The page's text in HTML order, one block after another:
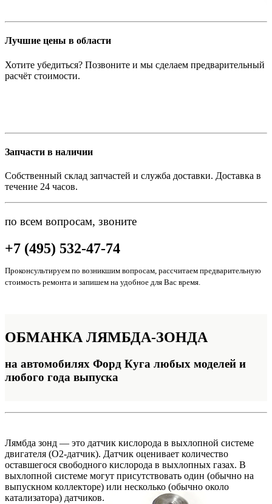
Лучшие цены в области
Хотите убедиться? Позвоните и мы сделаем предварительный
расчёт стоимости.
Запчасти в наличии
Собственный склад запчастей и служба доставки. Доставка в
течение 24 часов.
по всем вопросам, звоните
+7 (495) 532-47-74
Проконсультируем по возникшим вопросам, рассчитаем предварительную
стоимость ремонта и запишем на удобное для Вас время.
ОБМАНКА ЛЯМБДА-ЗОНДА
на автомобилях Форд Куга любых моделей и
любого года выпуска
Лямбда зонд — это датчик кислорода в выхлопной системе
двигателя (O2-датчик). Датчик оценивает количество
оставшегося свободного кислорода в выхлопных газах. В
выхлопной системе могут присутствовать один (обычно на
выпускном коллекторе) или несколько (обычно около
катализатора) датчиков.